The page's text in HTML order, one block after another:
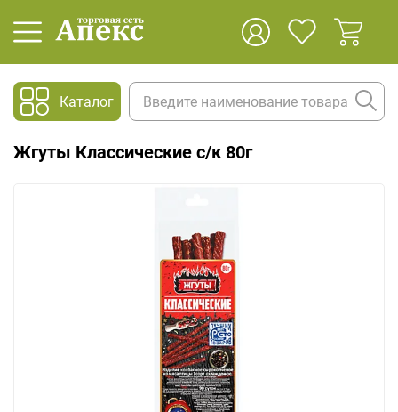
Каталог
Жгуты Классические с/к 80г